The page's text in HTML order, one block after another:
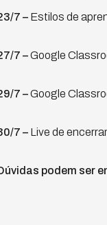
7 –Estilos de
7 –Google
7 –Google
7 –Live de
podem ser